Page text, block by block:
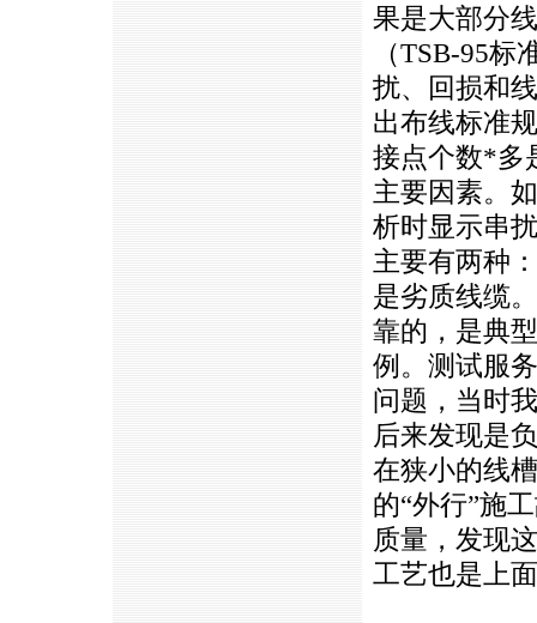
果是大部分
（TSB-95
扰、回损和
出布线标准
接点个数*多
主要因素。
析时显示串
主要有两种：
是劣质线缆
靠的，是典
例。测试服
问题，当时
后来发现是
在狭小的线
的“外行”施
质量，发现
工艺也是上